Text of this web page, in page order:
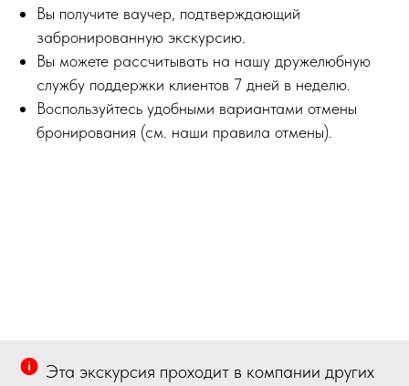
Вы получите ваучер, подтверждающий
забронированную экскурсию.
Вы можете рассчитывать на нашу дружелюбную
службу поддержки клиентов 7 дней в неделю.
Воспользуйтесь удобными вариантами отмены
бронирования (см. наши правила отмены).
Эта экскурсия проходит в компании других